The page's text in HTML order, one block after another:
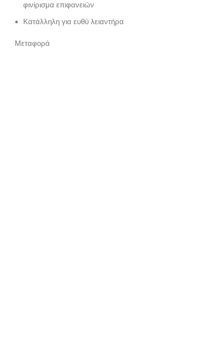
φινίρισμα επιφανειών
Κατάλληλη για ευθύ λειαντήρα
Μεταφορά